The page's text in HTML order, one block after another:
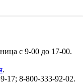
с 9-00 до 17-00.
.
17; 8-800-333-92-02.